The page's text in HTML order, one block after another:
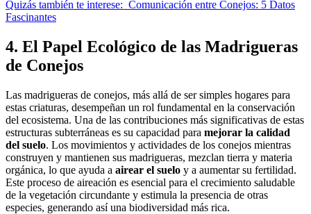
Quizás también te interese: Comunicación entre Conejos: 5 Datos
Fascinantes
4. El Papel Ecológico de las Madrigueras
de Conejos
Las madrigueras de conejos, más allá de ser simples hogares para
estas criaturas, desempeñan un rol fundamental en la conservación
del ecosistema. Una de las contribuciones más significativas de estas
estructuras subterráneas es su capacidad para mejorar la calidad
del suelo. Los movimientos y actividades de los conejos mientras
construyen y mantienen sus madrigueras, mezclan tierra y materia
orgánica, lo que ayuda a airear el suelo y a aumentar su fertilidad.
Este proceso de aireación es esencial para el crecimiento saludable
de la vegetación circundante y estimula la presencia de otras
especies, generando así una biodiversidad más rica.